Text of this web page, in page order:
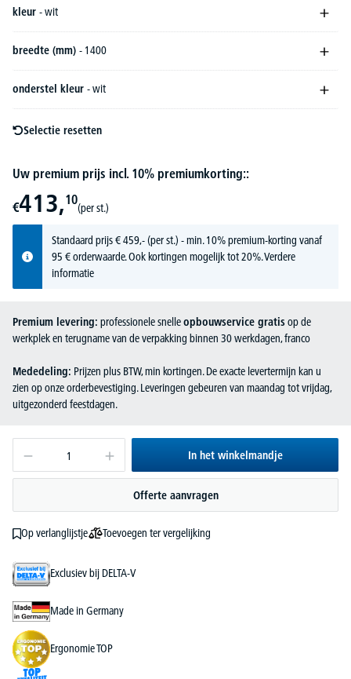
kleur - wit
breedte (mm) - 1400
onderstel kleur - wit
Selectie resetten
Uw premium prijs incl. 10% premiumkorting::
€413,10
(per st.)
Standaard prijs€459,-(per st.) - min. 10% premium-korting vanaf
95 € orderwaarde. Ook kortingen mogelijk tot 20%.Verdere
informatie
Premium levering: professionele snelleopbouwservice gratisop de
werkplek en terugname van de verpakking binnen 30 werkdagen, franco
Mededeling: Prijzen plus BTW, min kortingen. De exacte levertermijn kan u
zien op onze orderbevestiging. Leveringen gebeuren van maandag tot vrijdag,
uitgezonderd feestdagen.
In het winkelmandje
Offerte aanvragen
Op verlanglijstje Toevoegen ter vergelijking
Exclusiev bij DELTA-V
Made in Germany
Ergonomie TOP